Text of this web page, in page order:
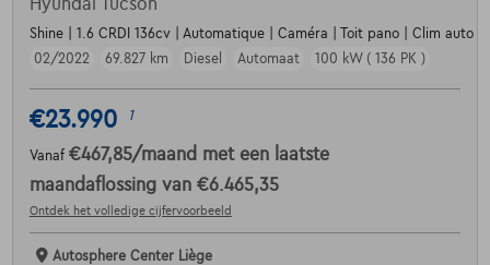
Hyundai Tucson
Shine | 1.6 CRDI 136cv | Automatique | Caméra | Toit pano | Clim auto |
02/2022
69.827 km Diesel Automaat 100 kW ( 136 PK )
€23.990 1
Vanaf €467,85/maand met een laatste
maandaflossing van €6.465,35
Ontdek het volledige cijfervoorbeeld
Autosphere Center Liège